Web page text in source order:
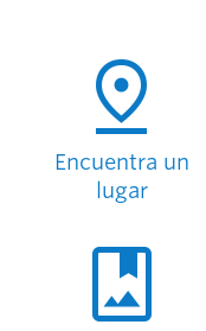
pin_drop
Encuentra un
lugar
photo_album